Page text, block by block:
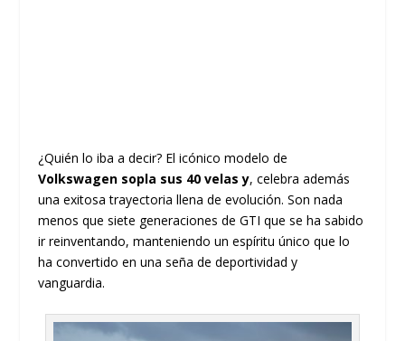
¿Quién lo iba a decir? El icónico modelo de
Volkswagen sopla sus 40 velas y, celebra además
una exitosa trayectoria llena de evolución. Son nada
menos que siete generaciones de GTI que se ha sabido
ir reinventando, manteniendo un espíritu único que lo
ha convertido en una seña de deportividad y
vanguardia.